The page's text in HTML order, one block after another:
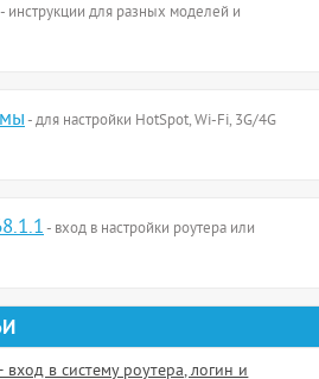
- инструкции для разных моделей и
- для настройки HotSpot, Wi-Fi, 3G/4G
- вход в настройки роутера или
в систему роутера, логин и